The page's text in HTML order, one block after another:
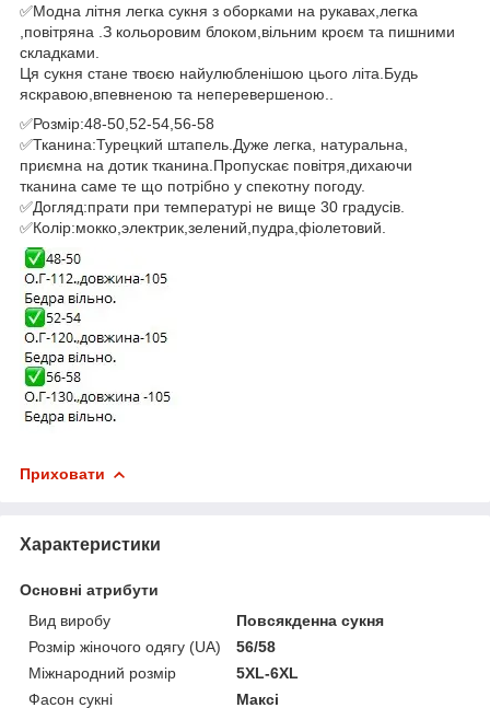
✅Модна літня легка сукня з оборками на рукавах,легка
,повітряна .З кольоровим блоком,вільним кроєм та пишними
складками.
Ця сукня стане твоєю найулюбленішою цього літа.Будь
яскравою,впевненою та неперевершеною..
✅Розмір:48-50,52-54,56-58
✅Тканина:Турецкий штапель.Дуже легка, натуральна,
приємна на дотик тканина.Пропускає повітря,дихаючи
тканина саме те що потрібно у спекотну погоду.
✅Догляд:прати при температурі не вище 30 градусів.
✅Колір:мокко,электрик,зелений,пудра,фіолетовий.
Приховати
Характеристики
Основні атрибути
Вид виробу
Повсякденна сукня
Розмір жіночого одягу (UA)
56/58
Міжнародний розмір
5XL-6XL
Фасон сукні
Максі